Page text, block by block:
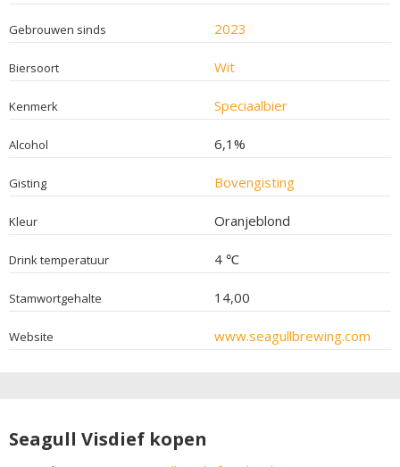
Gebrouwen sinds 2023
Biersoort Wit
Kenmerk Speciaalbier
Alcohol 6,1%
Gisting Bovengisting
Kleur Oranjeblond
Drink temperatuur 4 ℃
Stamwortgehalte 14,00
Website www.seagullbrewing.com
Seagull Visdief kopen